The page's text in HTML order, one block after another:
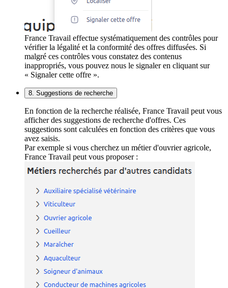
France Travail effectue systématiquement des contrôles pour
vérifier la légalité et la conformité des offres diffusées. Si
malgré ces contrôles vous constatez des contenus
inappropriés, vous pouvez nous le signaler en cliquant sur
« Signaler cette offre ».
8. Suggestions de recherche
En fonction de la recherche réalisée, France Travail peut vous
afficher des suggestions de recherche d'offres. Ces
suggestions sont calculées en fonction des critères que vous
avez saisis.
Par exemple si vous cherchez un métier d'ouvrier agricole,
France Travail peut vous proposer :